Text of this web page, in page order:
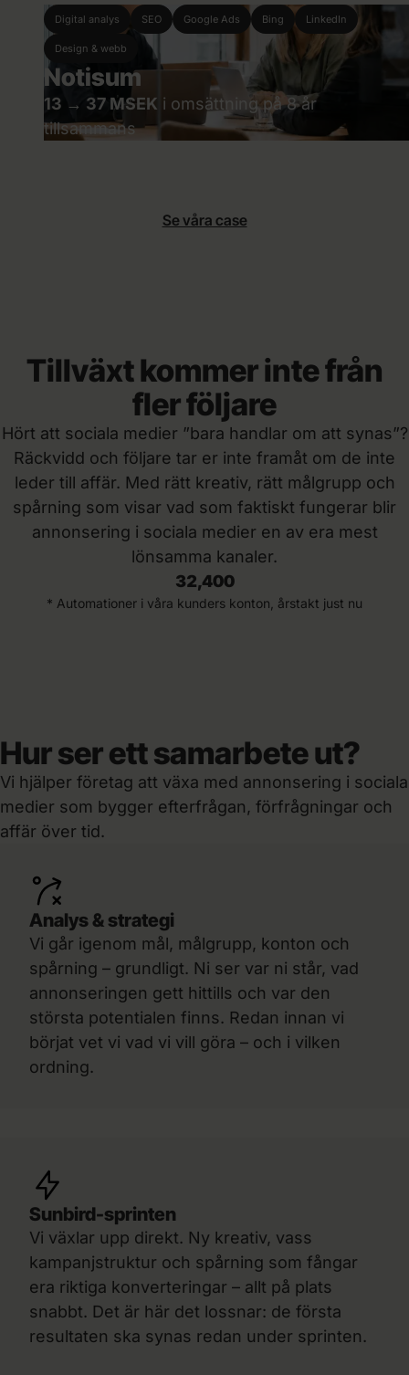
Digital analys SEO Google Ads Bing LinkedIn
Design & webb
Notisum
13 → 37 MSEK i omsättning på 8 år
tillsammans
Se våra case
Tillväxt kommer inte från
fler följare
Hört att sociala medier ”bara handlar om att synas”?
Räckvidd och följare tar er inte framåt om de inte
leder till affär. Med rätt kreativ, rätt målgrupp och
spårning som visar vad som faktiskt fungerar blir
annonsering i sociala medier en av era mest
lönsamma kanaler.
32,400
* Automationer i våra kunders konton, årstakt just nu
Hur ser ett samarbete ut?
Vi hjälper företag att växa med annonsering i sociala
medier som bygger efterfrågan, förfrågningar och
affär över tid.
Analys & strategi
Vi går igenom mål, målgrupp, konton och
spårning – grundligt. Ni ser var ni står, vad
annonseringen gett hittills och var den
största potentialen finns. Redan innan vi
börjat vet vi vad vi vill göra – och i vilken
ordning.
Sunbird-sprinten
Vi växlar upp direkt. Ny kreativ, vass
kampanjstruktur och spårning som fångar
era riktiga konverteringar – allt på plats
snabbt. Det är här det lossnar: de första
resultaten ska synas redan under sprinten.